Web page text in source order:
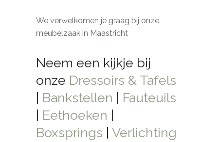
We verwelkomen je graag bij onze
meubelzaak in Maastricht
Neem een kijkje bij
onze Dressoirs & Tafels
Bankstellen
Fauteuils
Eethoeken
Boxsprings
Verlichting